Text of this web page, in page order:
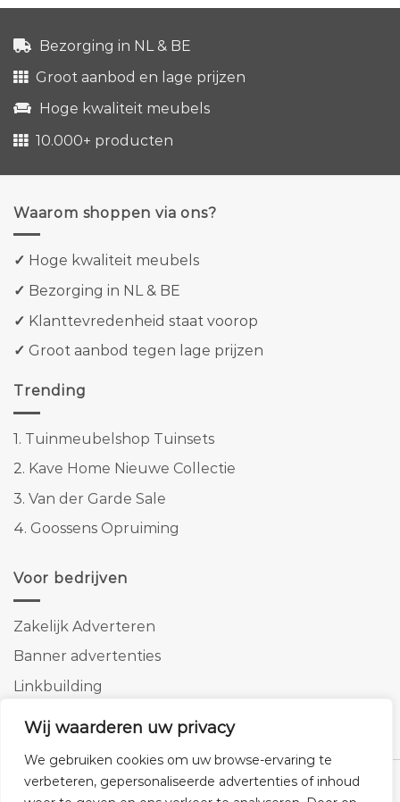
Wij waarderen uw privacy
We gebruiken cookies om uw browse-ervaring te
verbeteren, gepersonaliseerde advertenties of inhoud
Bezorging in NL & BE
Groot aanbod en lage prijzen
Hoge kwaliteit meubels
10.000+ producten
Waarom shoppen via ons?
✓ Hoge kwaliteit meubels
✓ Bezorging in NL & BE
✓ Klanttevredenheid staat voorop
✓ Groot aanbod tegen lage prijzen
Trending
1. Tuinmeubelshop Tuinsets
2. Kave Home Nieuwe Collectie
3. Van der Garde Sale
4. Goossens Opruiming
Voor bedrijven
Zakelijk Adverteren
Banner advertenties
Linkbuilding
SEO copywriting